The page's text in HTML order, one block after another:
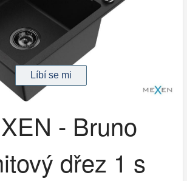
- Bruno
dřez 1 s